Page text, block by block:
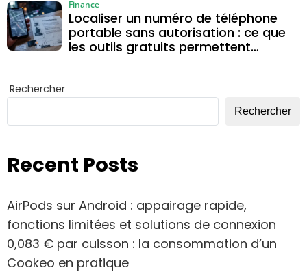
Localiser un numéro de téléphone
portable sans autorisation : ce que
les outils gratuits permettent
Finance
Rechercher
Rechercher
Recent Posts
AirPods sur Android : appairage rapide,
fonctions limitées et solutions de connexion
0,083 € par cuisson : la consommation d’un
Cookeo en pratique